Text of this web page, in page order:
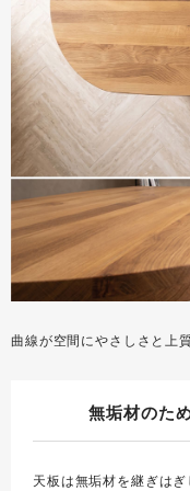
曲線が空間にやさしさと上
無垢材のた
天板は無垢材を継ぎは